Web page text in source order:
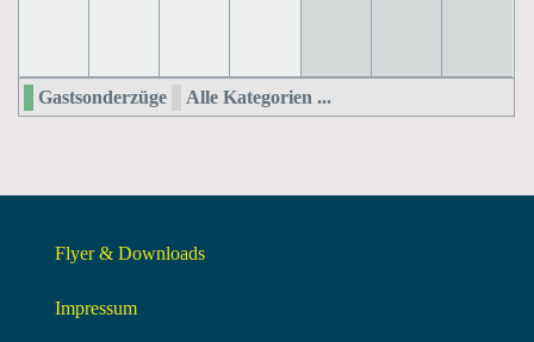
Gastsonderzüge Alle Kategorien ...
Flyer & Downloads
Impressum